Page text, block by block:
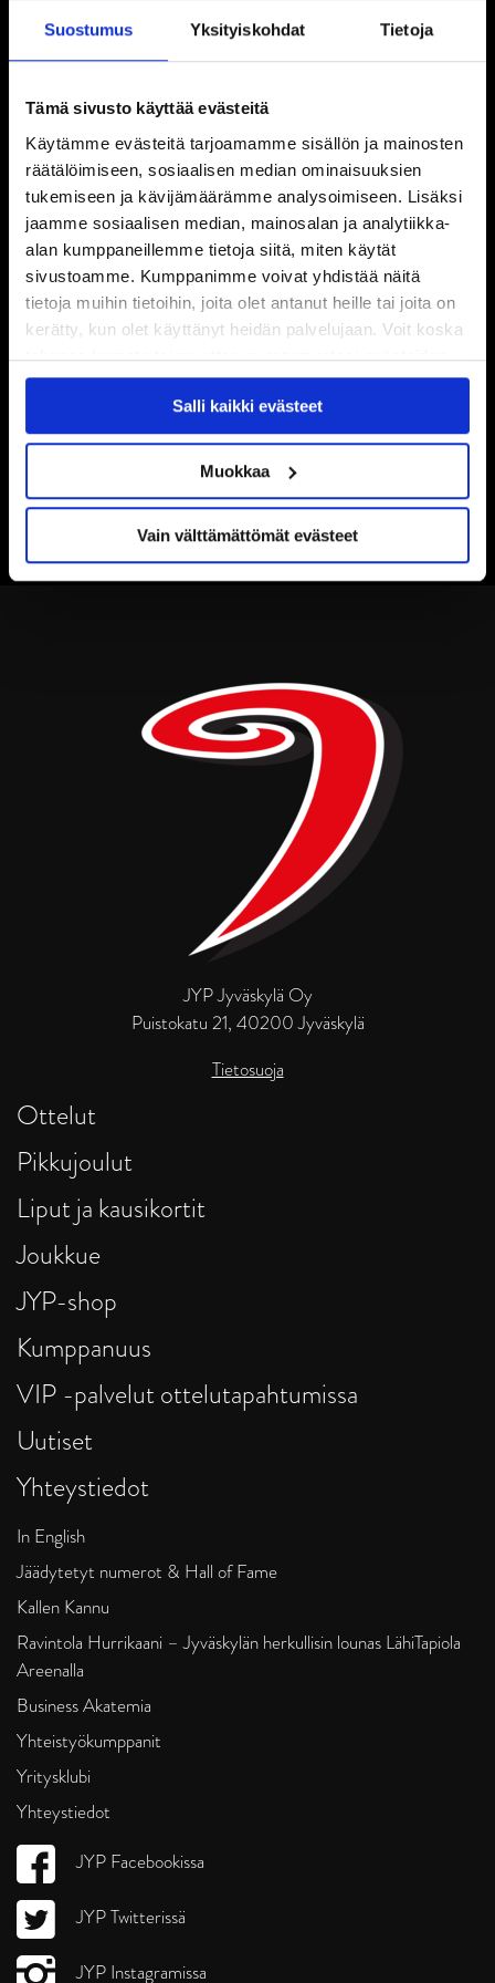
Suostumus Yksityiskohdat Tietoja
Tämä sivusto käyttää evästeitä
Käytämme evästeitä tarjoamamme sisällön ja mainosten
räätälöimiseen, sosiaalisen median ominaisuuksien
tukemiseen ja kävijämäärämme analysoimiseen. Lisäksi
jaamme sosiaalisen median, mainosalan ja analytiikka-
alan kumppaneillemme tietoja siitä, miten käytät
sivustoamme. Kumppanimme voivat yhdistää näitä
tietoja muihin tietoihin, joita olet antanut heille tai joita on
kerätty, kun olet käyttänyt heidän palvelujaan. Voit koska
tahansa kumota tai muuttaa suostumustasi evästeiden
käytöstäEvästeet-sivultamme.
Salli kaikki evästeet
Muokkaa
Vain välttämättömät evästeet
JYP Jyväskylä Oy
Puistokatu 21, 40200 Jyväskylä
Tietosuoja
Ottelut
Pikkujoulut
Liput ja kausikortit
Joukkue
JYP-shop
Kumppanuus
VIP -palvelut ottelutapahtumissa
Uutiset
Yhteystiedot
In English
Jäädytetyt numerot & Hall of Fame
Kallen Kannu
Ravintola Hurrikaani – Jyväskylän herkullisin lounas LähiTapiola
Areenalla
Business Akatemia
Yhteistyökumppanit
Yritysklubi
Yhteystiedot
JYP Facebookissa
JYP Twitterissä
JYP Instagramissa